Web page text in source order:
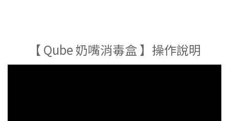
【 Qube 奶嘴消毒盒 】操作說明